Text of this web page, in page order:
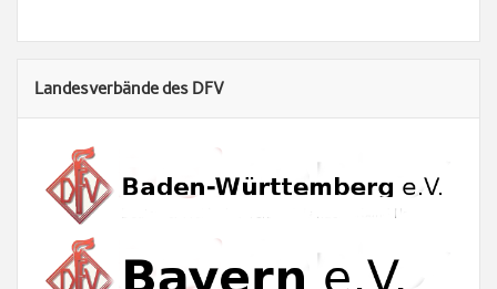
Landesverbände des DFV